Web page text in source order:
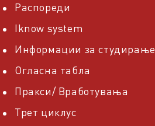
Распореди
Iknow system
Информации за студирање
Огласна табла
Пракси/ Вработувања
Трет циклус